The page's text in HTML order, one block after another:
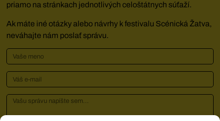
priamo na stránkach jednotlivých celoštátnych súťaží.
Ak máte iné otázky alebo návrhy k festivalu Scénická Žatva,
neváhajte nám poslať správu.